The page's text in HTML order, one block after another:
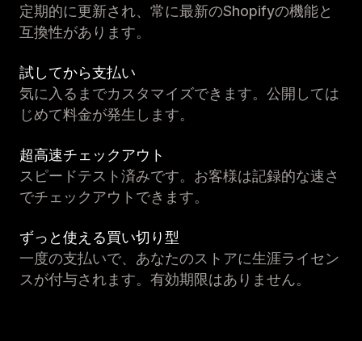
定期的に更新され、常に最新のShopifyの機能と
互換性があります。
試してから支払い
気に入るまでカスタマイズできます。公開しては
じめて料金が発生します。
超高速チェックアウト
スピードテスト済みです。お客様は記録的な速さ
でチェックアウトできます。
ずっと使える買い切り型
一度の支払いで、あなたのストアに生涯ライセン
スが付与されます。有効期限はありません。